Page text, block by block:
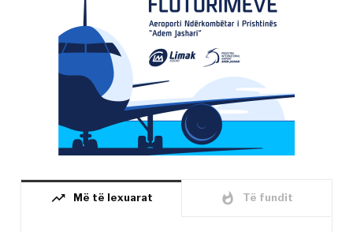
trending_up Më të lexuarat whatshot Të fundit